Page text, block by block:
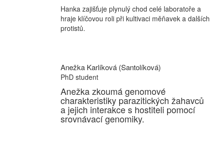
Hanka zajišťuje plynulý chod celé laboratoře a
hraje klíčovou roli při kultivaci měňavek a dalších
protistů.
Anežka Karlíková (Santolíková)
PhD student
Anežka zkoumá genomové
charakteristiky parazitických žahavců
a jejich interakce s hostiteli pomocí
srovnávací genomiky.